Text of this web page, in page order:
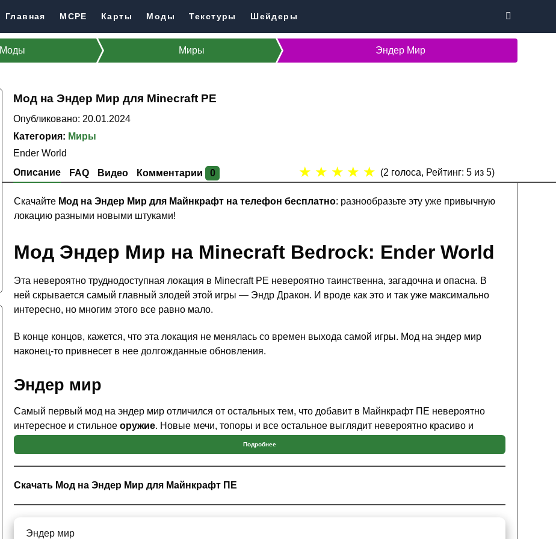
Главная MCPE Карты Моды Текстуры Шейдеры
Моды Миры Эндер Мир
Мод на Эндер Мир для Minecraft PE
Опубликовано: 20.01.2024
Категория: Миры
Ender World
Описание
FAQ Видео Комментарии 0 ★ ★ ★ ★ ★ (2 голоса, Рейтинг: 5из 5)
Скачайте Мод на Эндер Мир для Майнкрафт на телефон бесплатно: разнообразьте эту уже привычную
локацию разными новыми штуками!
Мод Эндер Мир на Minecraft Bedrock: Ender World
Эта невероятно труднодоступная локация в Minecraft PE невероятно таинственна, загадочна и опасна. В
ней скрывается самый главный злодей этой игры — Эндр Дракон. И вроде как это и так уже максимально
интересно, но многим этого все равно мало.
В конце концов, кажется, что эта локация не менялась со времен выхода самой игры. Мод на эндер мир
наконец-то привнесет в нее долгожданные обновления.
Эндер мир
Самый первый мод на эндер мир отличился от остальных тем, что добавит в Майнкрафт ПЕ невероятно
интересное и стильноеоружие. Новые мечи, топоры и все остальное выглядит невероятно красиво и
проработано.
Но получить это все естественно очень сложно.
измерением. Есть и такие, для которых понадобится просто
Подробнее
Скачать Мод на Эндер Мир для Майнкрафт ПЕ
Эндер мир